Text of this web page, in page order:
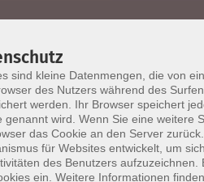
Impressum
sind kleine Datenmengen, die von
des Nutzers während des
werden. Ihr Browser speichert
genannt wird. Wenn Sie eine weitere
das Cookie an den Server
für Websites entwickelt, um
des Benutzers aufzuzeichnen.
ein. Weitere Informationen